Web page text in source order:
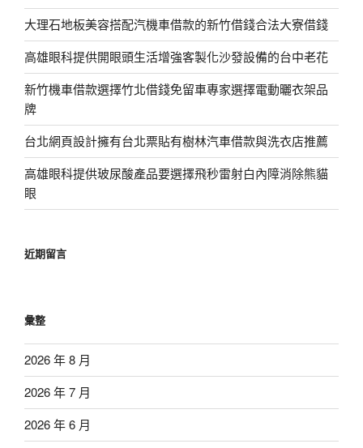
大理石地板美容搭配汽機車借款的新竹借錢合法大寮借錢
高雄眼科提供開眼頭生活增強客製化沙發設備的台中老花
新竹機車借款選擇竹北借錢免留車專家選擇電動曬衣架品
牌
台北網頁設計擁有台北票貼有樹林汽車借款與洗衣店推薦
高雄眼科提供玻尿酸產品要選擇飛秒雷射白內障消除熊貓
眼
近期留言
彙整
2026 年 8 月
2026 年 7 月
2026 年 6 月